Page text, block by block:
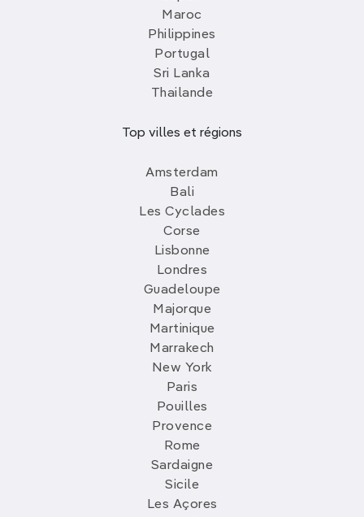
Maroc
Philippines
Portugal
Sri Lanka
Thailande
Top villes et régions
Amsterdam
Bali
Les Cyclades
Corse
Lisbonne
Londres
Guadeloupe
Majorque
Martinique
Marrakech
New York
Paris
Pouilles
Provence
Rome
Sardaigne
Sicile
Les Açores